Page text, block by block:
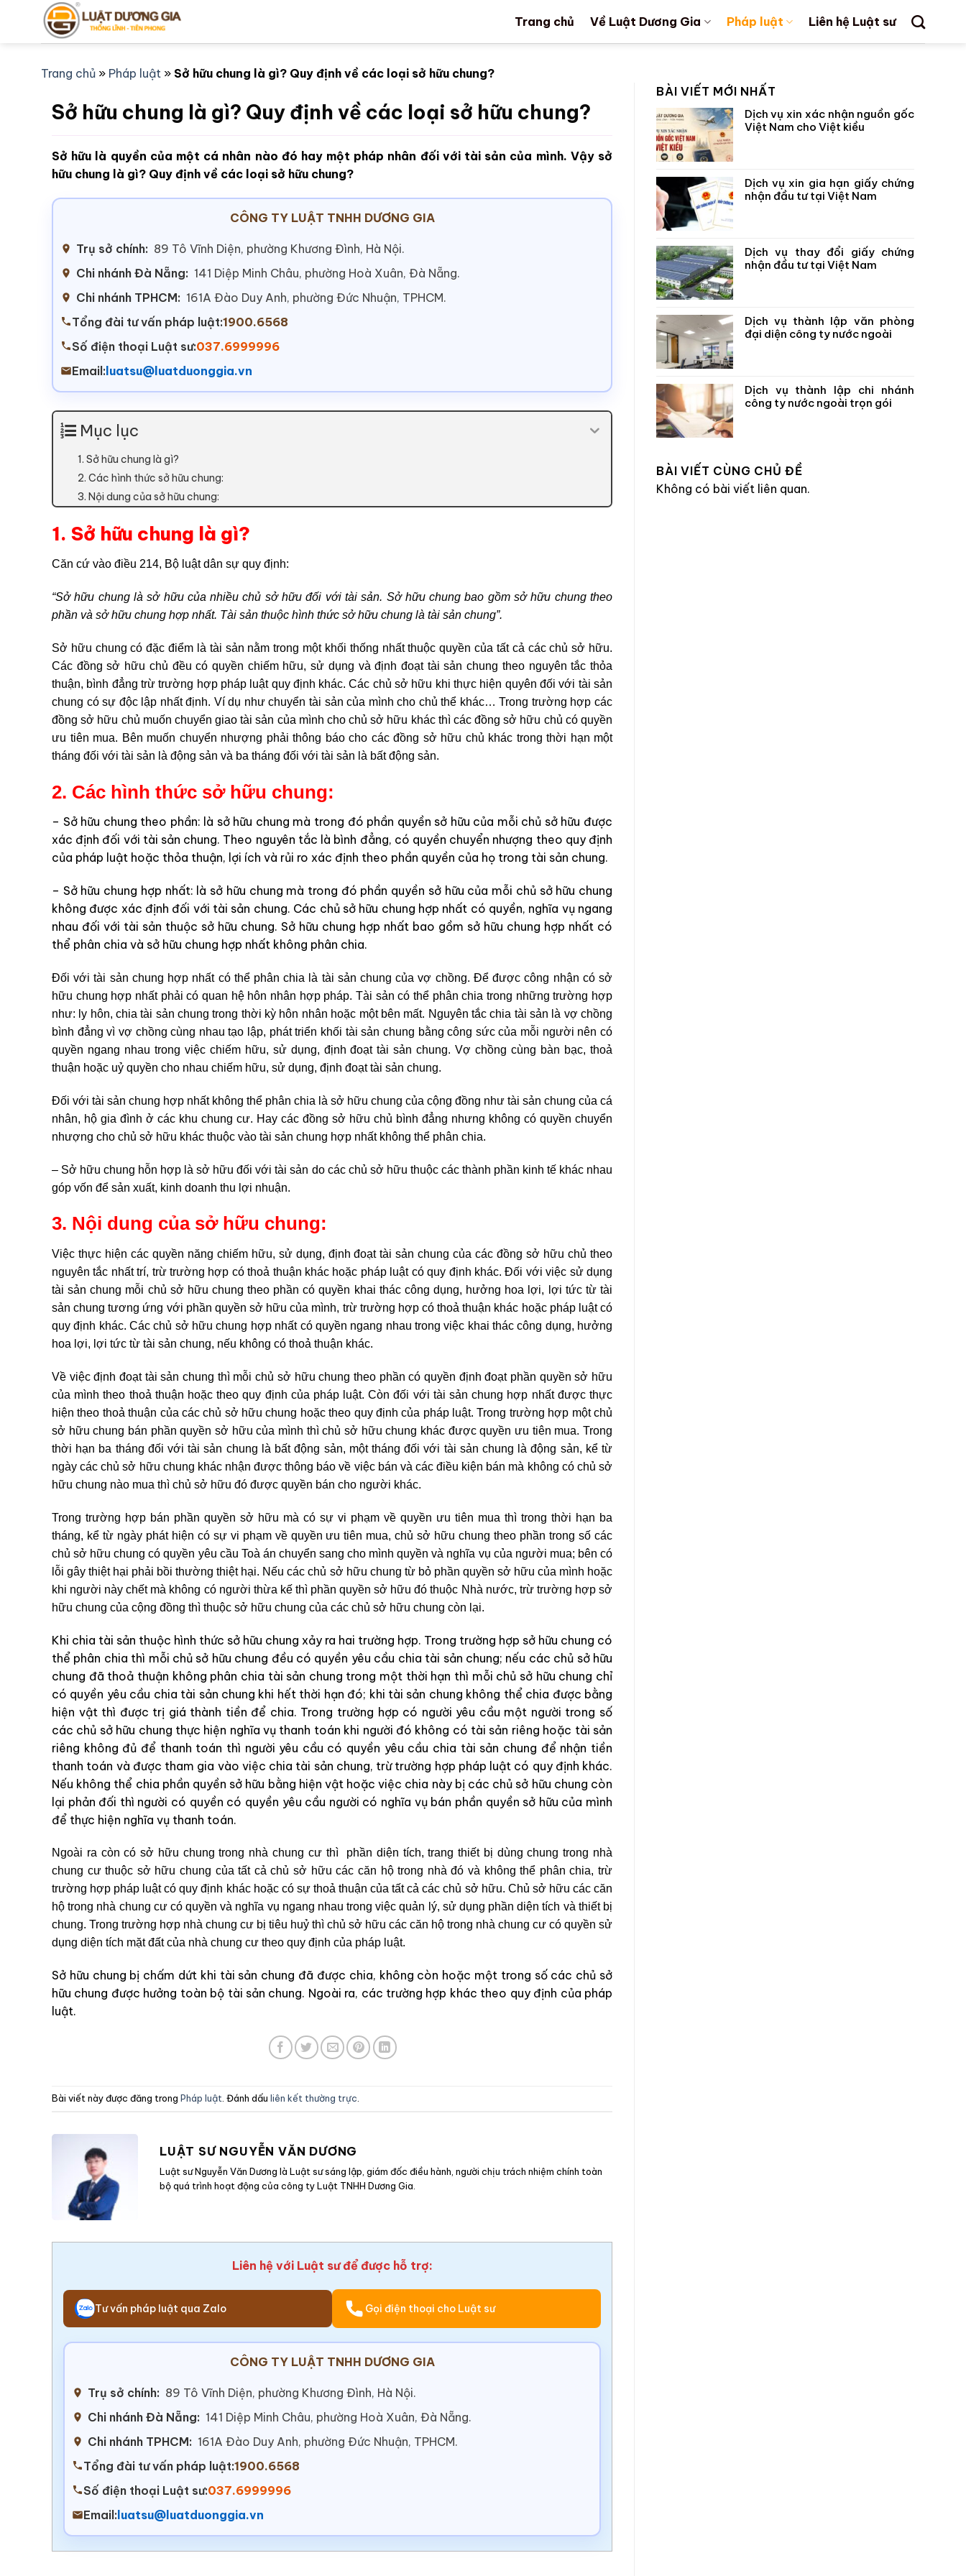
Trang chủ Về Luật Dương Gia Pháp luật Liên hệ Luật sư
Trang chủ » Pháp luật » Sở hữu chung là gì? Quy định về các loại sở hữu chung?
Sở hữu chung là gì? Quy định về các loại sở hữu chung?
Sở hữu là quyền của một cá nhân nào đó hay một pháp nhân đối với tài sản của mình. Vậy sở
hữu chung là gì? Quy định về các loại sở hữu chung?
CÔNG TY LUẬT TNHH DƯƠNG GIA
Trụ sở chính: 89 Tô Vĩnh Diện, phường Khương Đình, Hà Nội.
Chi nhánh Đà Nẵng: 141 Diệp Minh Châu, phường Hoà Xuân, Đà Nẵng.
Chi nhánh TPHCM: 161A Đào Duy Anh, phường Đức Nhuận, TPHCM.
Tổng đài tư vấn pháp luật:1900.6568
Số điện thoại Luật sư:037.6999996
Email: luatsu@luatduonggia.vn
Mục lục
1. Sở hữu chung là gì?
2. Các hình thức sở hữu chung:
3. Nội dung của sở hữu chung:
1. Sở hữu chung là gì?
Căn cứ vào điều 214, Bộ luật dân sự quy định:
“Sở hữu chung là sở hữu của nhiều chủ sở hữu đối với tài sản. Sở hữu chung bao gồm sở hữu chung theo
phần và sở hữu chung hợp nhất. Tài sản thuộc hình thức sở hữu chung là tài sản chung”.
Sở hữu chung có đặc điểm là tài sản nằm trong một khối thống nhất thuộc quyền của tất cả các chủ sở hữu.
Các đồng sở hữu chủ đều có quyền chiếm hữu, sử dụng và định đoạt tài sản chung theo nguyên tắc thỏa
thuận, bình đẳng trừ trường hợp pháp luật quy định khác. Các chủ sở hữu khi thực hiện quyên đối với tài sản
chung có sự độc lập nhất định. Ví dụ như chuyển tài sản của mình cho chủ thể khác… Trong trường hợp các
đồng sở hữu chủ muốn chuyển giao tài sản của mình cho chủ sở hữu khác thì các đồng sở hữu chủ có quyền
ưu tiên mua. Bên muốn chuyển nhượng phải thông báo cho các đồng sở hữu chủ khác trong thời hạn một
tháng đối với tài sản là động sản và ba tháng đối với tài sản là bất động sản.
2. Các hình thức sở hữu chung:
– Sở hữu chung theo phần: là sở hữu chung mà trong đó phần quyền sở hữu của mỗi chủ sở hữu được
xác định đối với tài sản chung. Theo nguyên tắc là bình đẳng, có quyền chuyển nhượng theo quy định
của pháp luật hoặc thỏa thuận, lợi ích và rủi ro xác định theo phần quyền của họ trong tài sản chung.
– Sở hữu chung hợp nhất: là sở hữu chung mà trong đó phần quyền sở hữu của mỗi chủ sở hữu chung
không được xác định đối với tài sản chung. Các chủ sở hữu chung hợp nhất có quyền, nghĩa vụ ngang
nhau đối với tài sản thuộc sở hữu chung. Sở hữu chung hợp nhất bao gồm sở hữu chung hợp nhất có
thể phân chia và sở hữu chung hợp nhất không phân chia.
Đối với tài sản chung hợp nhất có thể phân chia là tài sản chung của vợ chồng. Để được công nhận có sở
hữu chung hợp nhất phải có quan hệ hôn nhân hợp pháp. Tài sản có thể phân chia trong những trường hợp
như: ly hôn, chia tài sản chung trong thời kỳ hôn nhân hoặc một bên mất. Nguyên tắc chia tài sản là vợ chồng
bình đẳng vì vợ chồng cùng nhau tạo lập, phát triển khối tài sản chung bằng công sức của mỗi người nên có
quyền ngang nhau trong việc chiếm hữu, sử dụng, định đoạt tài sản chung. Vợ chồng cùng bàn bạc, thoả
thuận hoặc uỷ quyền cho nhau chiếm hữu, sử dụng, định đoạt tài sản chung.
Đối với tài sản chung hợp nhất không thể phân chia là sở hữu chung của cộng đồng như tài sản chung của cá
nhân, hộ gia đình ở các khu chung cư. Hay các đồng sở hữu chủ bình đẳng nhưng không có quyền chuyển
nhượng cho chủ sở hữu khác thuộc vào tài sản chung hợp nhất không thể phân chia.
– Sở hữu chung hỗn hợp là sở hữu đối với tài sản do các chủ sở hữu thuộc các thành phần kinh tế khác nhau
góp vốn để sản xuất, kinh doanh thu lợi nhuận.
3. Nội dung của sở hữu chung:
Việc thực hiện các quyền năng chiếm hữu, sử dụng, định đoạt tài sản chung của các đồng sở hữu chủ theo
nguyên tắc nhất trí, trừ trường hợp có thoả thuận khác hoặc pháp luật có quy định khác. Đối với việc sử dụng
tài sản chung mỗi chủ sở hữu chung theo phần có quyền khai thác công dụng, hưởng hoa lợi, lợi tức từ tài
sản chung tương ứng với phần quyền sở hữu của mình, trừ trường hợp có thoả thuận khác hoặc pháp luật có
quy định khác. Các chủ sở hữu chung hợp nhất có quyền ngang nhau trong việc khai thác công dụng, hưởng
hoa lợi, lợi tức từ tài sản chung, nếu không có thoả thuận khác.
Về việc định đoạt tài sản chung thì mỗi chủ sở hữu chung theo phần có quyền định đoạt phần quyền sở hữu
của mình theo thoả thuận hoặc theo quy định của pháp luật. Còn đối với tài sản chung hợp nhất được thực
hiện theo thoả thuận của các chủ sở hữu chung hoặc theo quy định của pháp luật. Trong trường hợp một chủ
sở hữu chung bán phần quyền sở hữu của mình thì chủ sở hữu chung khác được quyền ưu tiên mua. Trong
thời hạn ba tháng đối với tài sản chung là bất động sản, một tháng đối với tài sản chung là động sản, kể từ
ngày các chủ sở hữu chung khác nhận được thông báo về việc bán và các điều kiện bán mà không có chủ sở
hữu chung nào mua thì chủ sở hữu đó được quyền bán cho người khác.
Trong trường hợp bán phần quyền sở hữu mà có sự vi phạm về quyền ưu tiên mua thì trong thời hạn ba
tháng, kể từ ngày phát hiện có sự vi phạm về quyền ưu tiên mua, chủ sở hữu chung theo phần trong số các
chủ sở hữu chung có quyền yêu cầu Toà án chuyển sang cho mình quyền và nghĩa vụ của người mua; bên có
lỗi gây thiệt hại phải bồi thường thiệt hại. Nếu các chủ sở hữu chung từ bỏ phần quyền sở hữu của mình hoặc
khi người này chết mà không có người thừa kế thì phần quyền sở hữu đó thuộc Nhà nước, trừ trường hợp sở
hữu chung của cộng đồng thì thuộc sở hữu chung của các chủ sở hữu chung còn lại.
Khi chia tài sản thuộc hình thức sở hữu chung xảy ra hai trường hợp. Trong trường hợp sở hữu chung có
thể phân chia thì mỗi chủ sở hữu chung đều có quyền yêu cầu chia tài sản chung; nếu các chủ sở hữu
chung đã thoả thuận không phân chia tài sản chung trong một thời hạn thì mỗi chủ sở hữu chung chỉ
có quyền yêu cầu chia tài sản chung khi hết thời hạn đó; khi tài sản chung không thể chia được bằng
hiện vật thì được trị giá thành tiền để chia. Trong trường hợp có người yêu cầu một người trong số
các chủ sở hữu chung thực hiện nghĩa vụ thanh toán khi người đó không có tài sản riêng hoặc tài sản
riêng không đủ để thanh toán thì người yêu cầu có quyền yêu cầu chia tài sản chung để nhận tiền
thanh toán và được tham gia vào việc chia tài sản chung, trừ trường hợp pháp luật có quy định khác.
Nếu không thể chia phần quyền sở hữu bằng hiện vật hoặc việc chia này bị các chủ sở hữu chung còn
lại phản đối thì người có quyền có quyền yêu cầu người có nghĩa vụ bán phần quyền sở hữu của mình
để thực hiện nghĩa vụ thanh toán.
Ngoài ra còn có sở hữu chung trong nhà chung cư thì phần diện tích, trang thiết bị dùng chung trong nhà
chung cư thuộc sở hữu chung của tất cả chủ sở hữu các căn hộ trong nhà đó và không thể phân chia, trừ
trường hợp pháp luật có quy định khác hoặc có sự thoả thuận của tất cả các chủ sở hữu. Chủ sở hữu các căn
hộ trong nhà chung cư có quyền và nghĩa vụ ngang nhau trong việc quản lý, sử dụng phần diện tích và thiết bị
chung. Trong trường hợp nhà chung cư bị tiêu huỷ thì chủ sở hữu các căn hộ trong nhà chung cư có quyền sử
dụng diện tích mặt đất của nhà chung cư theo quy định của pháp luật.
Sở hữu chung bị chấm dứt khi tài sản chung đã được chia, không còn hoặc một trong số các chủ sở
hữu chung được hưởng toàn bộ tài sản chung. Ngoài ra, các trường hợp khác theo quy định của pháp
luật.
Bài viết này được đăng trong Pháp luật. Đánh dấu liên kết thường trực.
LUẬT SƯ NGUYỄN VĂN DƯƠNG
Luật sư Nguyễn Văn Dương là Luật sư sáng lập, giám đốc điều hành, người chịu trách nhiệm chính toàn
bộ quá trình hoạt động của công ty Luật TNHH Dương Gia.
Liên hệ với Luật sư để được hỗ trợ:
Tư vấn pháp luật qua Zalo Gọi điện thoại cho Luật sư
CÔNG TY LUẬT TNHH DƯƠNG GIA
Trụ sở chính: 89 Tô Vĩnh Diện, phường Khương Đình, Hà Nội.
Chi nhánh Đà Nẵng: 141 Diệp Minh Châu, phường Hoà Xuân, Đà Nẵng.
Chi nhánh TPHCM: 161A Đào Duy Anh, phường Đức Nhuận, TPHCM.
Tổng đài tư vấn pháp luật:1900.6568
Số điện thoại Luật sư:037.6999996
Email: luatsu@luatduonggia.vn
BÀI VIẾT MỚI NHẤT
Dịch vụ xin xác nhận nguồn gốc
Việt Nam cho Việt kiều
Dịch vụ xin gia hạn giấy chứng
nhận đầu tư tại Việt Nam
Dịch vụ thay đổi giấy chứng
nhận đầu tư tại Việt Nam
Dịch vụ thành lập văn phòng
đại diện công ty nước ngoài
Dịch vụ thành lập chi nhánh
công ty nước ngoài trọn gói
BÀI VIẾT CÙNG CHỦ ĐỀ
Không có bài viết liên quan.